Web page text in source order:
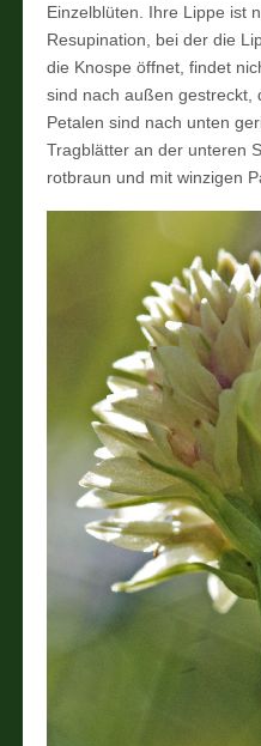
Einzelblüten. Ihre Lippe ist
Resupination, bei der die
die Knospe öffnet, findet
sind nach außen gestreckt,
Petalen sind nach unten
Tragblätter an der unteren
rotbraun und mit winzigen